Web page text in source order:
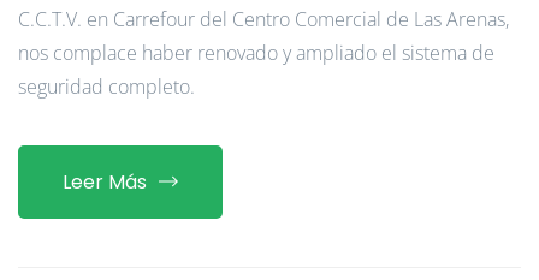
C.C.T.V. en Carrefour del Centro Comercial de Las Arenas,
nos complace haber renovado y ampliado el sistema de
seguridad completo.
Leer Más